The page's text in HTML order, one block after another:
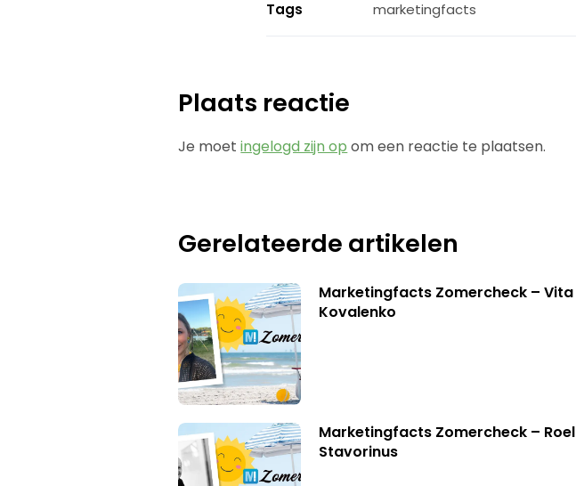
Tags marketingfacts
Plaats reactie
Je moetingelogd zijn op om een reactie te plaatsen.
Gerelateerde artikelen
Marketingfacts Zomercheck – Vita
Kovalenko
Marketingfacts Zomercheck – Roel
Stavorinus